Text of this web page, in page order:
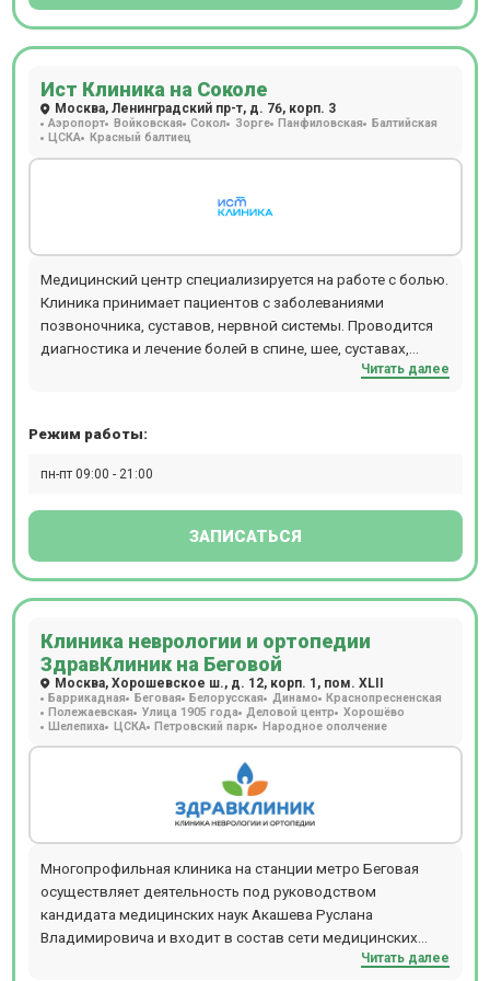
фарингоскопия, ПЦР, БАК, ИФА. Ежедневно открыт
лабораторный кабинет (иммунологические,
аллергологический метод, микроскопический метод,
микробиологическая диагностика), проводится
вакцинация для взрослых и детей. Пациентам доступен
вызов на дом врача или младшего медицинского
обслуживание, предлагаемое клиникой Семейная на ул.
С.Радонежского, 5/2, стр.1 особенно актуально для
Ист Клиника на Соколе
Москва, Ленинградский пр-т, д. 76, корп. 3
Аэропорт Войковская Сокол Зорге Панфиловская
Балтийская
ЦСКА
Красный балтиец
Медицинский центр специализируется на работе с болью.
Клиника принимает пациентов с заболеваниями
позвоночника, суставов, нервной системы. Проводится
диагностика и лечение болей в спине, шее, суставах,
головных и лицевых болей, головокружений, нарушений
совместная работа нескольких специалистов над одним
травматология-ортопедия, остеопатия, мануальная
терапия, рефлексотерапия, лечебная физкультура,
кинезиотерапия.
Читать далее
Режим работы:
пн-пт 09:00 - 21:00
ЗАПИСАТЬСЯ
Клиника неврологии и ортопедии
ЗдравКлиник на Беговой
Москва, Хорошевское ш., д. 12, корп. 1, пом. XLII
Баррикадная Беговая Белорусская Динамо
Краснопресненская
Полежаевская Улица 1905 года Деловой центр Хорошёво
Шелепиха ЦСКА Петровский парк Народное ополчение
Многопрофильная клиника на станции метро Беговая
осуществляет деятельность под руководством
кандидата медицинских наук Акашева Руслана
Владимировича и входит в состав сети медицинских
Читать далее